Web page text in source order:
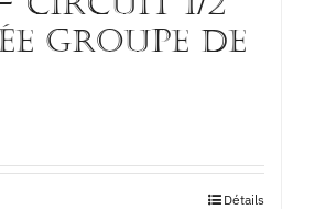
groupe de
Détails